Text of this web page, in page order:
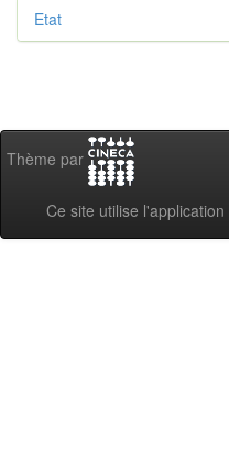
Etat
Thème par
Ce site utilise l'application